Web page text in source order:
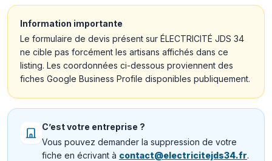
Information importante
Le formulaire de devis présent sur ÉLECTRICITÉ JDS 34
ne cible pas forcément les artisans affichés dans ce
listing. Les coordonnées ci-dessous proviennent des
fiches Google Business Profile disponibles publiquement.
C’est votre entreprise ?
Vous pouvez demander la suppression de votre
fiche en écrivant à contact@electricitejds34.fr.